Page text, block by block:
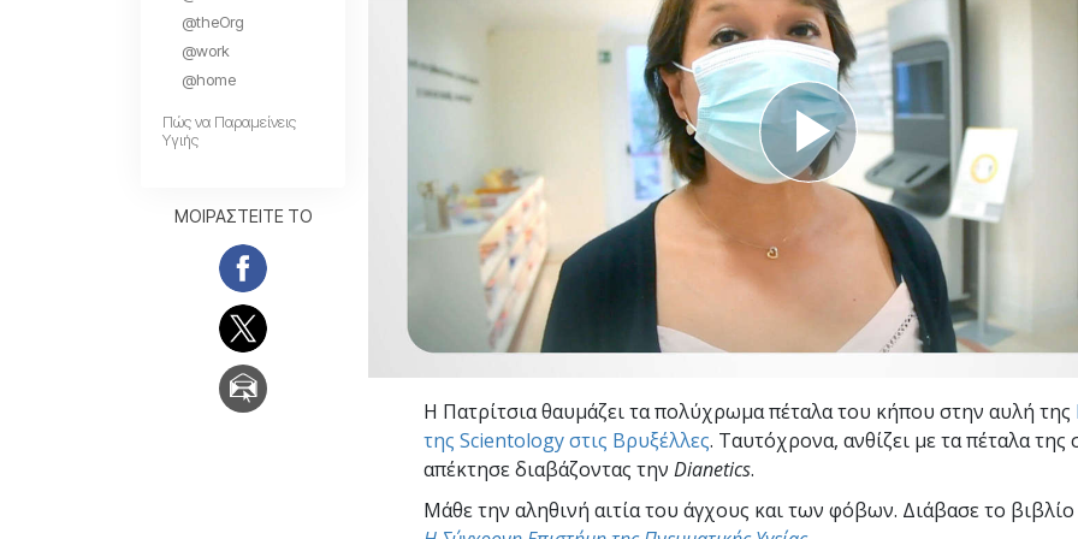
Σαηεντολογίας
Η Πατρίτσια θαυμάζει τα πολύχρωμα πέταλα του κήπου στην αυλή της
της Scientology στις Βρυξέλλες. Ταυτόχρονα, ανθίζει με τα πέταλα της
απέκτησε διαβάζοντας την Dianetics.
Μάθε την αληθινή αιτία του άγχους και των φόβων. Διάβασε το βιβλίο
@theOrg
@work
@home
Πώς να Παραμείνεις
Υγιής
ΜΟΙΡΑΣΤΕΙΤΕ ΤΟ